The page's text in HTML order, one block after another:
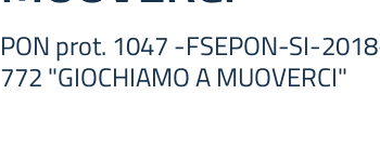
PON prot. 1047 -FSEPON-SI-
772 "GIOCHIAMO A MUOVERCI"